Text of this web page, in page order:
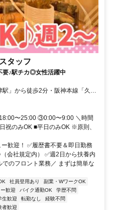
タッフ
要♪駅チカ◎女性活躍中
」から徒歩2分・阪神本線「久寿
〜25:00 ③0:00〜9:00 ＼時間
祝のみOK ■平日のみOK ※原則、
歓迎！ ✅履歴書不要＆即日勤務
会社規定内） ✅週2日から扶養内
のフロント業務／ まずは簡単な
社員登用あり
副業・WワークOK
歓迎 バイク通勤OK
学歴不問
生歓迎 転勤なし
経験不問
者歓迎